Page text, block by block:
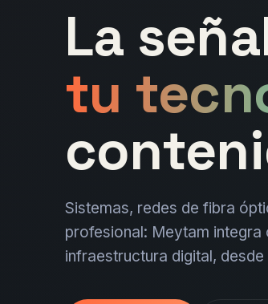
La
tu
Sistemas, redes de fibra
profesional: Meytam integra
infraestructura digital,